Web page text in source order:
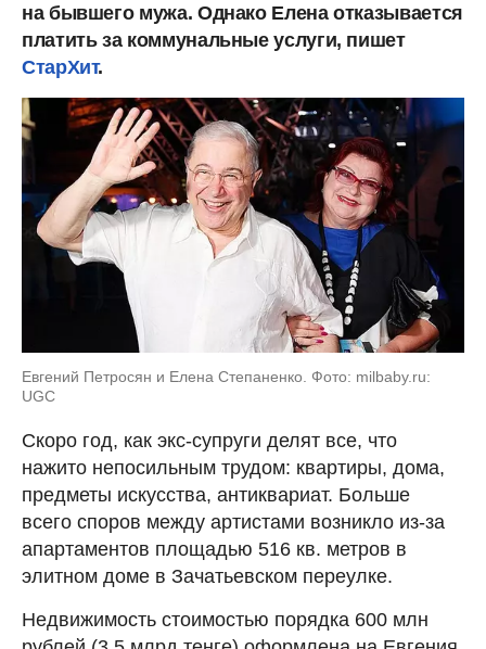
на бывшего мужа. Однако Елена отказывается
платить за коммунальные услуги, пишет
СтарХит.
Евгений Петросян и Елена Степаненко. Фото: milbaby.ru:
UGC
Скоро год, как экс-супруги делят все, что
нажито непосильным трудом: квартиры, дома,
предметы искусства, антиквариат. Больше
всего споров между артистами возникло из-за
апартаментов площадью 516 кв. метров в
элитном доме в Зачатьевском переулке.
Недвижимость стоимостью порядка 600 млн